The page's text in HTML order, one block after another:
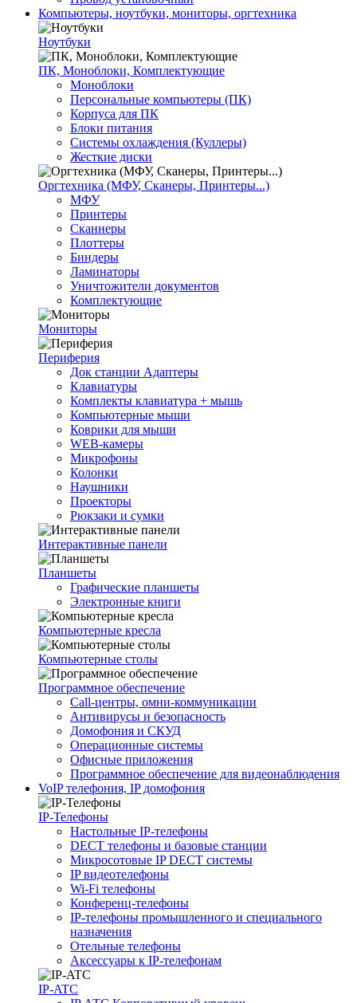
Компьютеры, ноутбуки, мониторы, оргтехника
Ноутбуки
ПК, Моноблоки, Комплектующие
Моноблоки
Персональные компьютеры (ПК)
Корпуса для ПК
Блоки питания
Системы охлаждения (Куллеры)
Жесткие диски
Оргтехника (МФУ, Сканеры, Принтеры...)
МФУ
Принтеры
Сканнеры
Плоттеры
Биндеры
Ламинаторы
Уничтожители документов
Комплектующие
Мониторы
Периферия
Док станции Адаптеры
Клавиатуры
Комплекты клавиатура + мышь
Компьютерные мыши
Коврики для мыши
WEB-камеры
Микрофоны
Колонки
Наушники
Проекторы
Рюкзаки и сумки
Интерактивные панели
Планшеты
Графические планшеты
Электронные книги
Компьютерные кресла
Компьютерные столы
Программное обеспечение
Call-центры, омни-коммуникации
Антивирусы и безопасность
Домофония и СКУД
Операционные системы
Офисные приложения
Программное обеспечение для видеонаблюдения
VoIP телефония, IP домофония
IP-Телефоны
Настольные IP-телефоны
DECT телефоны и базовые станции
Микросотовые IP DECT системы
IP видеотелефоны
Wi-Fi телефоны
Конференц-телефоны
IP-телефоны промышленного и специального
назначения
Отельные телефоны
Аксессуары к IP-телефонам
IP-ATC